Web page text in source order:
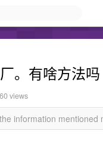
。有啥方法吗
views
information mentioned